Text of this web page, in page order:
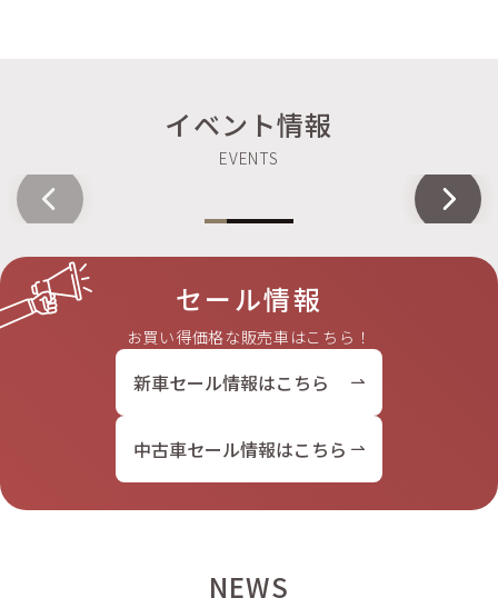
イベント情報
セール情報
お買い得価格な販売車はこちら！
新車セール情報はこちら
中古車セール情報はこちら
NEWS